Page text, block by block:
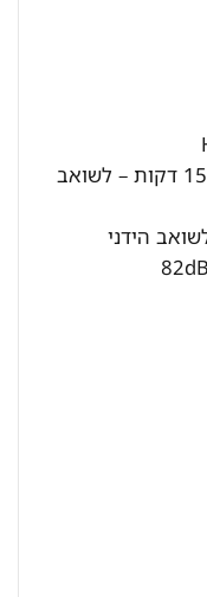
זמן שאיבה ושטיפה מקסימלי 15-60 דקות – לשואב